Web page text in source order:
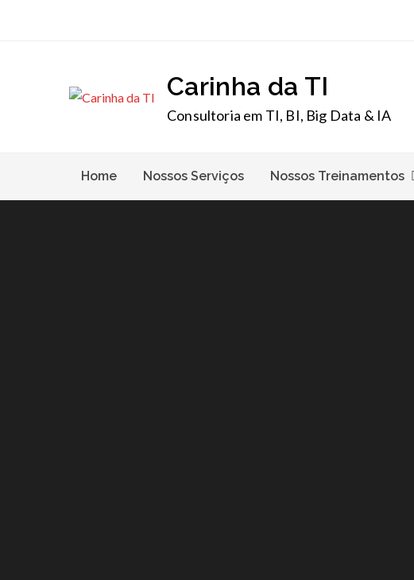
Carinha da TI
Consultoria em TI, BI, Big Data & IA
Home Nossos Serviços Nossos Treinamentos